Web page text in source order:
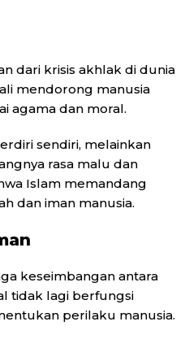
dari krisis akhlak di dunia
mendorong manusia
agama dan moral.
sendiri, melainkan
rasa malu dan
Islam memandang
dan iman manusia.
keseimbangan antara
tidak lagi berfungsi
perilaku manusia.